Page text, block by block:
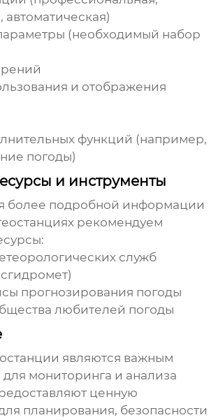
(необходимый набор
и отображения
функций (например,
погоды)
и инструменты
более подробной информации
рекомендуем
служб
прогнозирования погоды
любителей погоды
являются важным
мониторинга и анализа
ценную
планирования, безопасности